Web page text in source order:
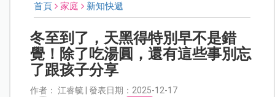
首頁 家庭 新知快遞
冬至到了，天黑得特別早不是錯
覺！除了吃湯圓，還有這些事別忘
了跟孩子分享
作者： 江睿毓 | 發表日期：2025-12-17